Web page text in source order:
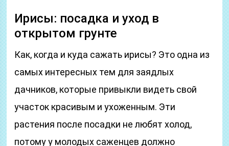
Ирисы: посадка и уход в
открытом грунте
Как, когда и куда сажать ирисы? Это одна из
самых интересных тем для заядлых
дачников, которые привыкли видеть свой
участок красивым и ухоженным. Эти
растения после посадки не любят холод,
потому у молодых саженцев должно